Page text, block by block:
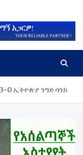
0 ኢትዮጵያ ንግድ ባንክ